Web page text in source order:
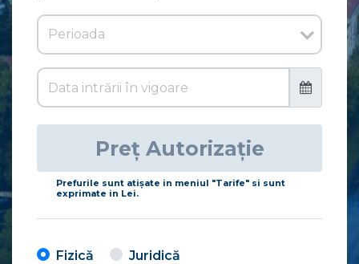
Preț Autorizație
Prefurile sunt atişate in meniul "Tarife" si sunt
exprimate in Lei.
Fizică Juridică